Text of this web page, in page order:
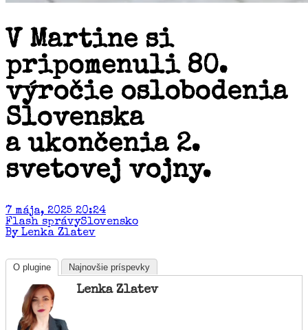
V Martine si
pripomenuli 80.
výročie oslobodenia
Slovenska
a ukončenia 2.
svetovej vojny.
7 mája, 2025 20:24
Flash správySlovensko
By Lenka Zlatev
O plugine Najnovšie príspevky
Lenka Zlatev